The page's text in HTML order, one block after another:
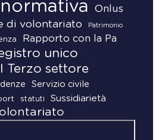
normativa Onlus
di volontariato Patrimonio
Rapporto con la Pa
unico
Terzo settore
Servizio civile
statuti Sussidiarietà